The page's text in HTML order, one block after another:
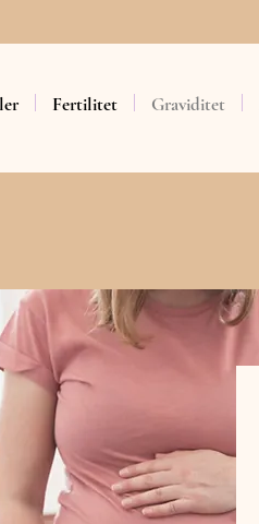
Fertilitet Graviditet